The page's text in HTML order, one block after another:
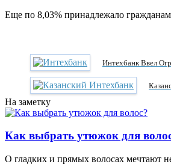
Еще по 8,03% принадлежало
Интехбанк Ввел
На заметку
Как выбрать утюжок для
О гладких и прямых волосах мечтают